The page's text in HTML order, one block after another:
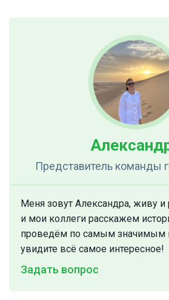
Представитель команды
Меня зовут Александра, живу
и мои коллеги расскажем
проведём по самым значимым
увидите всё самое интересное!
Задать вопрос